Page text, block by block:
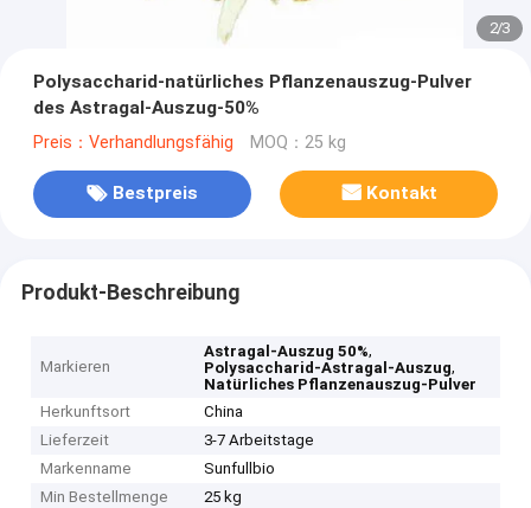
2/3
Polysaccharid-natürliches Pflanzenauszug-Pulver
des Astragal-Auszug-50%
Preis：Verhandlungsfähig MOQ：25 kg
Bestpreis Kontakt
Produkt-Beschreibung
Markieren
Astragal-Auszug 50%,
Polysaccharid-Astragal-Auszug,
Natürliches Pflanzenauszug-Pulver
Herkunftsort
China
Lieferzeit
3-7 Arbeitstage
Markenname
Sunfullbio
Min Bestellmenge
25 kg